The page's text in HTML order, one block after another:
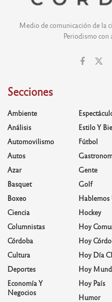
Medio de comunicación de la
Periodismo con
Secciones
Ambiente
Análisis
Automovilismo
Autos
Azar
Basquet
Boxeo
Ciencia
Columnistas
Córdoba
Cultura
Deportes
Economía Y
Negocios
Estilo Y
Fútbol
Gente
Golf
Hablemos
Hockey
Hoy
Hoy
Hoy Día
Hoy
Hoy País
Humor